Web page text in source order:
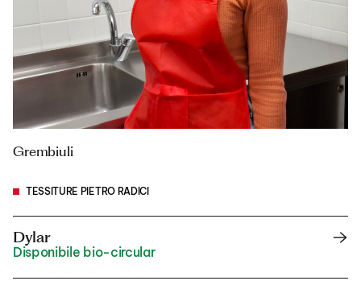
Grembiuli
TESSITURE PIETRO RADICI
Dylar
Disponibile bio-circular